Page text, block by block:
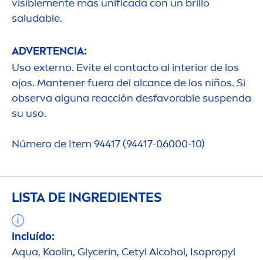
visiblemente más unificada con un brillo
saludable.
ADVERTENCIA:
Uso externo. Evite el contacto al interior de los
ojos. Mantener fuera del alcance de los niños. Si
observa alguna reacción desfavorable suspenda
su uso.
Número de Item 94417 (94417-06000-10)
LISTA DE INGREDIENTES
Incluído:
Aqua, Kaolin, Glycerin, Cetyl Alcohol, Isopropyl